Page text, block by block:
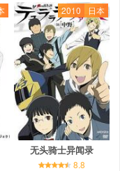
2010 日本
无头骑士异闻录
8.8